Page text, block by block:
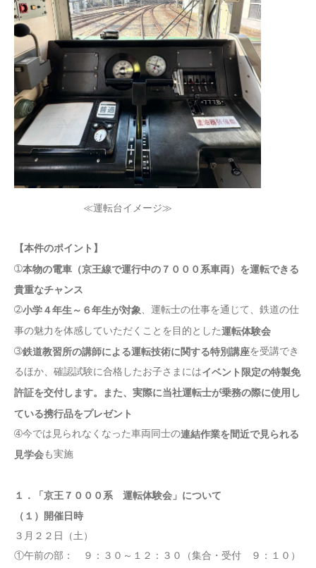
≪運転台イメージ≫
【本件のポイント】
➀本物の電車（京王線で運行中の７０００系車両）を運転できる
貴重なチャンス
➁小学４年生～６年生が対象、運転士の仕事を通じて、鉄道の仕
事の魅力を体感していただくことを目的とした運転体験会
➂鉄道教習所の講師による運転技術に関する特別講座を受講でき
るほか、確認試験に合格したお子さまにはイベント限定の特製免
許証を交付します。また、実際に当社運転士が乗務の際に使用し
ている携行品をプレゼント
➃今では見られなくなった車両同士の連結作業を間近で見られる
見学会も実施
１．「京王７０００系 運転体験会」について
（１）開催日時
３月２２日（土）
①午前の部： ９：３０～１２：３０（集合・受付 ９：１０）